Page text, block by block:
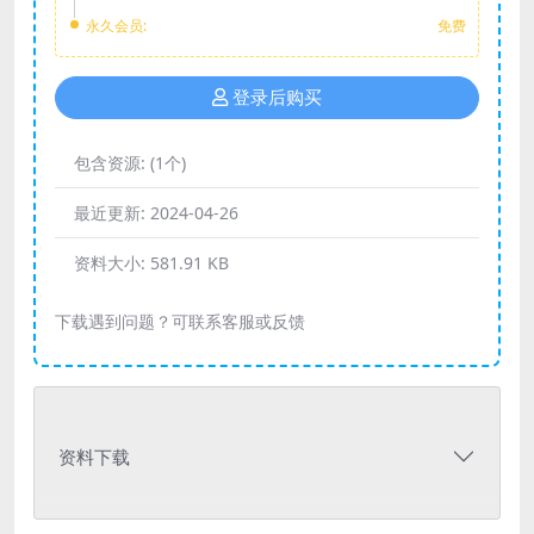
永久会员: 免费
登录后购买
包含资源: (1个)
最近更新: 2024-04-26
资料大小: 581.91 KB
下载遇到问题？可联系客服或反馈
资料下载